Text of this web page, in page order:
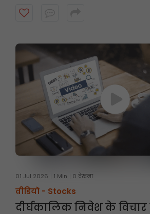
पर तीन महीने तक होती है। अधिक जानने के
01 Jul 2026 1 Min 0 देखना
वीडियो - Stocks
दीर्घकालिक निवेश के विचार